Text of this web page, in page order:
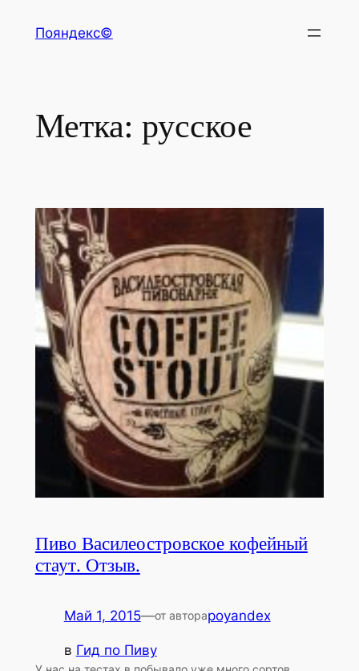
Пояндекс©
Метка: русское
Пиво Василеостровское кофейный
стаут. Отзыв.
Май 1, 2015—от автораpoyandex
в Гид по Пиву